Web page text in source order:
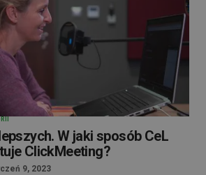
W jaki sposób CeL
ClickMeeting?
9, 2023